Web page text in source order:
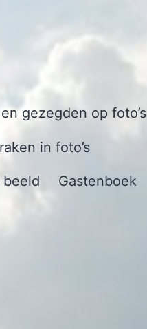
gezegden op foto’s
in foto’s
beeld Gastenboek